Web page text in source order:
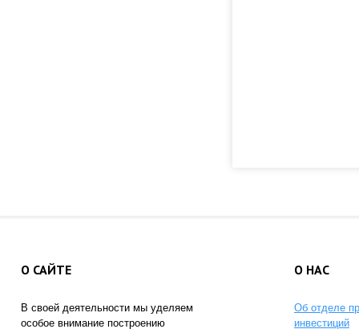
О САЙТЕ
В своей деятельности мы уделяем
особое внимание построению
О НАС
Об отделе
инвестиций